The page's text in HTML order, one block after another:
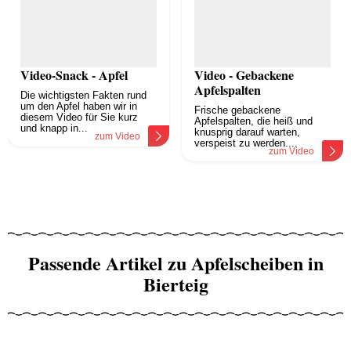
Video-Snack - Apfel
Die wichtigsten Fakten rund
um den Apfel haben wir in
diesem Video für Sie kurz
und knapp in...
zum Video
Video - Gebackene
Apfelspalten
Frische gebackene
Apfelspalten, die heiß und
knusprig darauf warten,
verspeist zu werden....
zum Video
Passende Artikel zu Apfelscheiben in
Bierteig